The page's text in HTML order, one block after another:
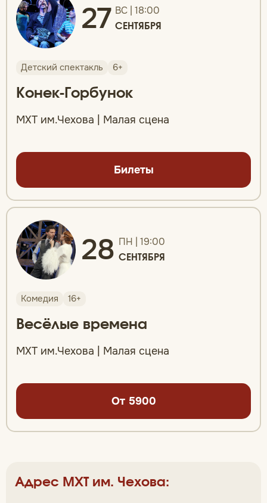
27 ВС | 18:00
СЕНТЯБРЯ
Детский спектакль 6+
Конек-Горбунок
МХТ им.Чехова | Малая сцена
Билеты
28 ПН | 19:00
СЕНТЯБРЯ
Комедия 16+
Весёлые времена
МХТ им.Чехова | Малая сцена
От 5900
Адрес МХТ им. Чехова: